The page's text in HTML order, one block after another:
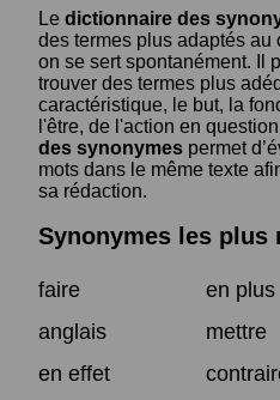
Le dictionnaire des
des termes plus adaptés au
on se sert spontanément. Il
trouver des termes plus
caractéristique, le but, la
l'être, de l'action en
des synonymes permet
mots dans le même texte
sa rédaction.
Synonymes les plus
faire
en plus
anglais
mettre
en effet